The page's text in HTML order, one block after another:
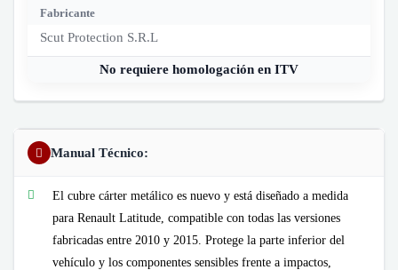
Fabricante
Scut Protection S.R.L
No requiere homologación en ITV
Manual Técnico:
El cubre cárter metálico es nuevo y está diseñado a medida
para Renault Latitude, compatible con todas las versiones
fabricadas entre 2010 y 2015. Protege la parte inferior del
vehículo y los componentes sensibles frente a impactos,